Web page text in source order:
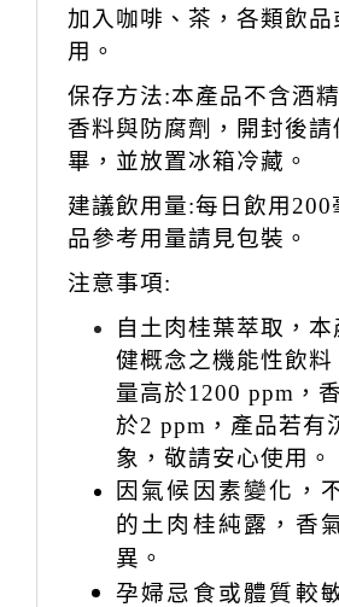
加入咖啡 、 茶，各類飲
用。
保存方法:本產品不含酒
香料與防腐劑 ， 開封後
畢 ， 並放置冰箱冷藏。
建議飲用量:每日飲用 200
品參考用量請見包裝。
注意事項:
自土肉桂葉萃取，
健概念之機能性飲料
量高於1200 ppm ，
於2 ppm ，產品若有
象，敬請安心使用。
因氣候因素變化，
的土肉桂純露，香
異。
孕婦忌食或體質較